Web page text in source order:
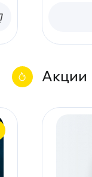
Акции